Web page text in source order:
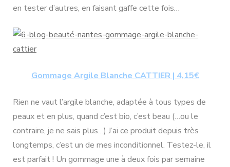
en tester d’autres, en faisant gaffe cette fois…
Gommage Argile Blanche CATTIER | 4,15€
Rien ne vaut l’argile blanche, adaptée à tous types de
peaux et en plus, quand c’est bio, c’est beau (…ou le
contraire, je ne sais plus…) J’ai ce produit depuis très
longtemps, c’est un de mes inconditionnel. Testez-le, il
est parfait ! Un gommage une à deux fois par semaine